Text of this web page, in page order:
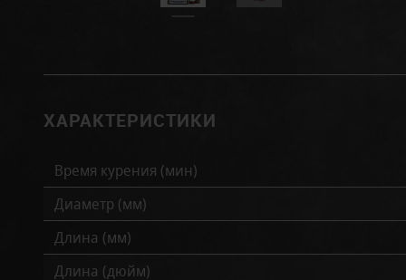
ХАРАКТЕРИСТИКИ
Время курения (мин)
Диаметр (мм)
Длина (мм)
Длина (дюйм)